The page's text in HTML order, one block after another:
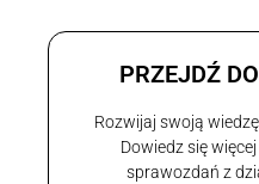
PRZEJDŹ
Rozwijaj swoją
Dowiedz się
sprawozdań z